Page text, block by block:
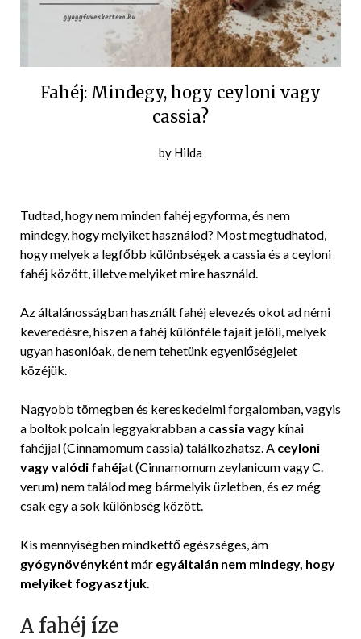
Fahéj: Mindegy, hogy ceyloni vagy
cassia?
Posted
11-
29
by Hilda
Tudtad, hogy nem minden fahéj egyforma, és nem
mindegy, hogy melyiket használod? Most megtudhatod,
hogy melyek a legfőbb különbségek a cassia és a ceyloni
fahéj között, illetve melyiket mire használd.
Az általánosságban használt fahéj elevezés okot ad némi
keveredésre, hiszen a fahéj különféle fajait jelöli, melyek
ugyan hasonlóak, de nem tehetünk egyenlőségjelet
közéjük.
Nagyobb tömegben és kereskedelmi forgalomban, vagyis
a boltok polcain leggyakrabban a cassia vagy kínai
fahéjjal (Cinnamomum cassia) találkozhatsz. A ceyloni
vagy valódi fahéjat (Cinnamomum zeylanicum vagy C.
verum) nem találod meg bármelyik üzletben, és ez még
csak egy a sok különbség között.
Kis mennyiségben mindkettő egészséges, ám
gyógynövényként már egyáltalán nem mindegy, hogy
melyiket fogyasztjuk
A fahéj íze